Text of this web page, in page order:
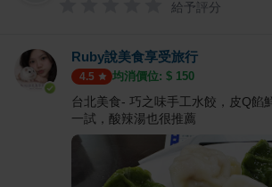
給予評分
Ruby說美食享受旅行
4.5 均消價位: $ 150
台北美食- 巧之味手工水餃，皮Q餡
一試，酸辣湯也很推薦